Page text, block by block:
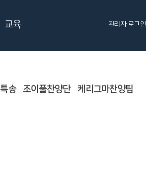
특송 조이풀찬양단 케리그마찬양팀
교육 관리자 로그인